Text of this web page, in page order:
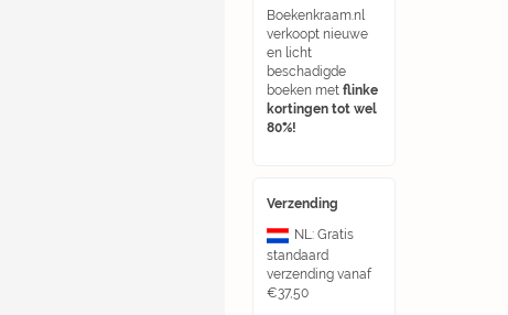
Boekenkraam.nl
verkoopt nieuwe
en licht
beschadigde
boeken met flinke
kortingen tot wel
80%!
Verzending
NL: Gratis
standaard
verzending vanaf
€37,50